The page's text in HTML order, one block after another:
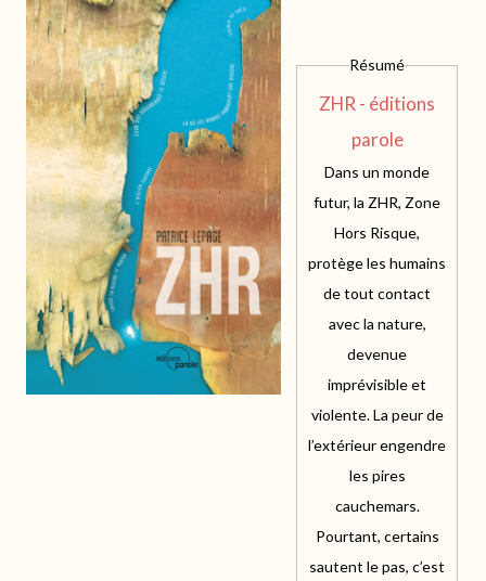
Résumé
ZHR - éditions
parole
Dans un monde
futur, la ZHR, Zone
Hors Risque,
protège les humains
de tout contact
avec la nature,
devenue
imprévisible et
violente. La peur de
l’extérieur engendre
les pires
cauchemars.
Pourtant, certains
sautent le pas, c’est